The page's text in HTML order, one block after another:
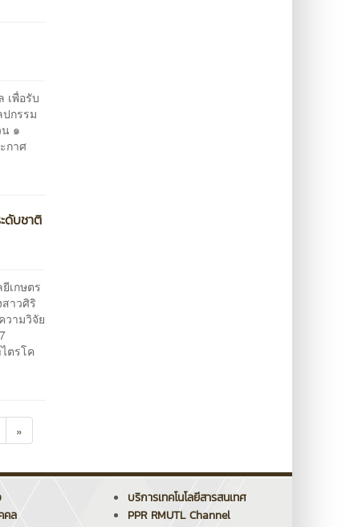
เพื่อรับ
กรรม
๑
กาศ
ดับชาติ
เกษตร
าวศิริ
วามวิจัย
ตรโค
»
คล
บริการเทคโนโลยีสารสนเทศ
PPR RMUTL Channel